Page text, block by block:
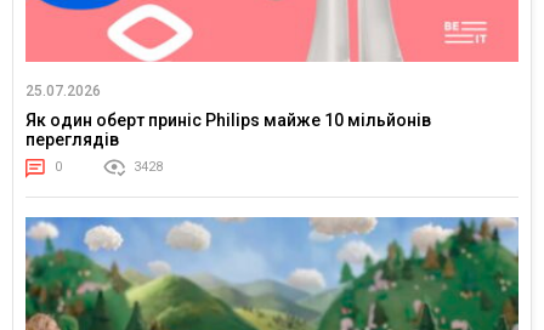
25.07.2026
Як один оберт приніс Philips майже 10 мільйонів
переглядів
0 3428